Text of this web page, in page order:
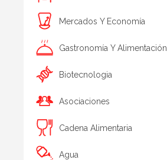
Mercados Y Economía
Gastronomía Y Alimentación
Biotecnologia
Asociaciones
Cadena Alimentaria
Agua